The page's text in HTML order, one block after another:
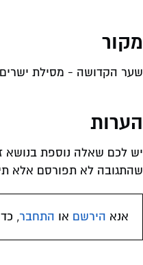
מקור
שער הקדושה - מסילת ישרים
הערות
יש לכם שאלה נוספת
שהתגובה לא תפורסם אלא
אנא הירשם או התחבר,